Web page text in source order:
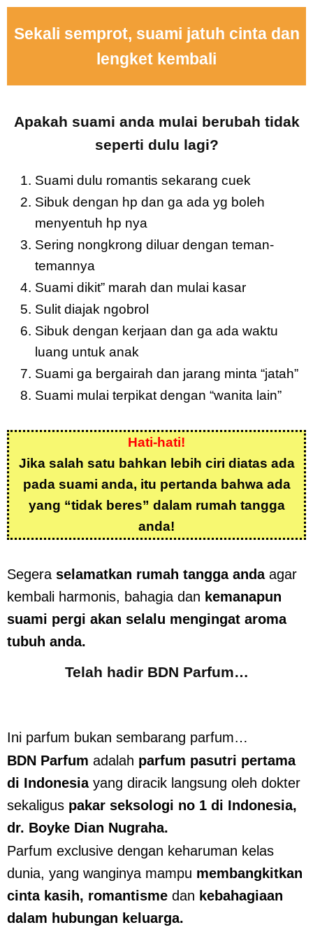
Sekali semprot, suami jatuh cinta dan
lengket kembali
Apakah suami anda mulai berubah tidak
seperti dulu lagi?
Suami dulu romantis sekarang cuek
Sibuk dengan hp dan ga ada yg boleh
menyentuh hp nya
Sering nongkrong diluar dengan teman-
temannya
Suami dikit” marah dan mulai kasar
Sulit diajak ngobrol
Sibuk dengan kerjaan dan ga ada waktu
luang untuk anak
Suami ga bergairah dan jarang minta “jatah”
Suami mulai terpikat dengan “wanita lain”
Hati-hati!
Jika salah satu bahkan lebih ciri diatas ada
pada suami anda, itu pertanda bahwa ada
yang “tidak beres” dalam rumah tangga
anda!
Segera selamatkan rumah tangga andaagar
kembali harmonis, bahagia dan kemanapun
suami pergi akan selalu mengingat aroma
tubuh anda.
Telah hadir BDN Parfum…
Ini parfum bukan sembarang parfum…
BDN Parfum adalah parfum pasutri pertama
di Indonesiayang diracik langsung oleh dokter
sekaligus pakar seksologi no 1 di Indonesia,
dr. Boyke Dian Nugraha.
Parfum exclusive dengan keharuman kelas
dunia, yang wanginya mampu membangkitkan
cinta kasih, romantisme dan kebahagiaan
dalam hubungan keluarga.